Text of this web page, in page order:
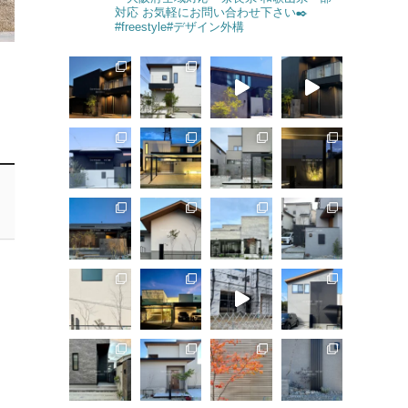
対応 お気軽にお問い合わせ下さい✒️
#freestyle#デザイン外構